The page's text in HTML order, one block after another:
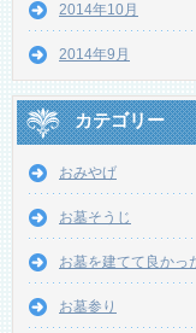
2014年10月
2014年9月
カテゴリー
おみやげ
お墓そうじ
お墓を建てて良かっ
お墓参り